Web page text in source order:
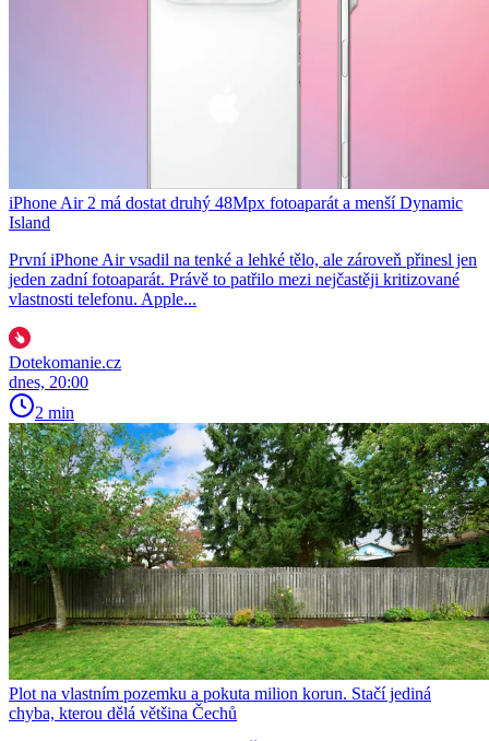
iPhone Air 2 má dostat druhý 48Mpx fotoaparát a menší Dynamic
Island
První iPhone Air vsadil na tenké a lehké tělo, ale zároveň přinesl jen
jeden zadní fotoaparát. Právě to patřilo mezi nejčastěji kritizované
vlastnosti telefonu. Apple...
Dotekomanie.cz
dnes, 20:00
2 min
Plot na vlastním pozemku a pokuta milion korun. Stačí jediná
chyba, kterou dělá většina Čechů